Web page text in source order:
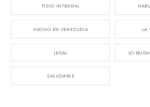
FISIO INTEGRAL
HECHO EN VENEZUELA LA
LEGAL LO
SALUDABLE